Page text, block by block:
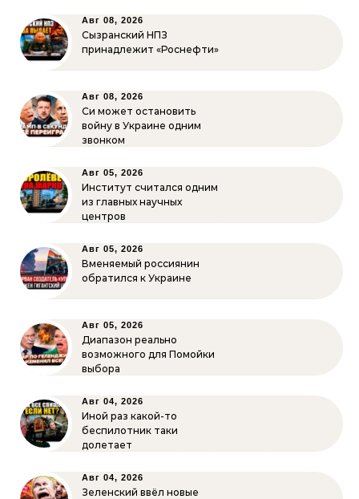
Авг 08, 2026
Сызранский НПЗ
принадлежит «Роснефти»
Авг 08, 2026
Си может остановить
войну в Украине одним
звонком
Авг 05, 2026
Институт считался одним
из главных научных
центров
Авг 05, 2026
Вменяемый россиянин
обратился к Украине
Авг 05, 2026
Диапазон реально
возможного для Помойки
выбора
Авг 04, 2026
Иной раз какой-то
беспилотник таки
долетает
Авг 04, 2026
Зеленский ввёл новые